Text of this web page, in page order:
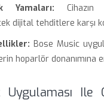
Yamaları: Cihazın
dijital tehditlere karşı
Bose Music
hoparlör donanımına
Uygulaması Ile